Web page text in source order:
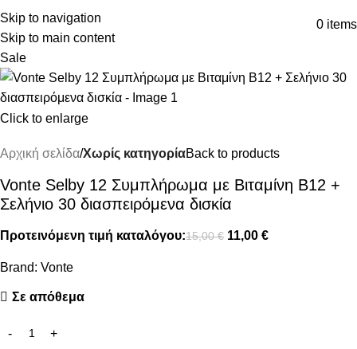
Skip to navigation
Skip to main content
ΔΩΡΕΑΝ ΜΕΤΑΦΟΡΙΚΑ ΑΝΩ ΤΩΝ 45€
0 items
Sale
Click to enlarge
Αρχική σελίδα Χωρίς κατηγορίαBack to products
Vonte Selby 12 Συμπλήρωμα με Βιταμίνη Β12 +
Σελήνιο 30 διασπειρόμενα δισκία
Προτεινόμενη τιμή καταλόγου:15,00€ 11,00 €
Brand: Vonte
Σε απόθεμα